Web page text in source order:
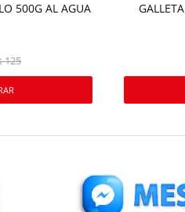
500G AL AGUA
125